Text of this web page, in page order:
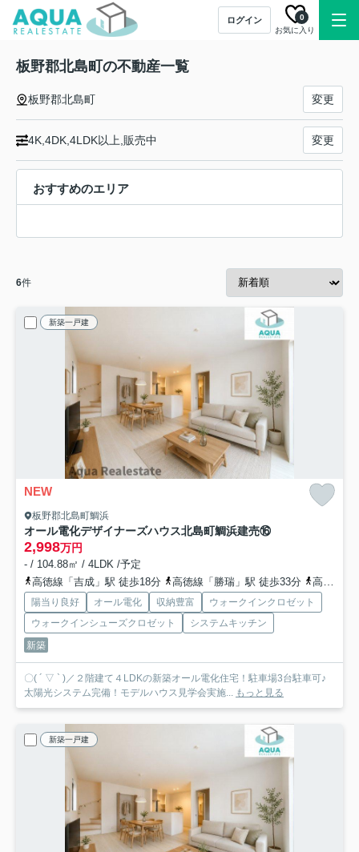
ログイン
お気に入り
0
板野郡北島町の不動産一覧
板野郡北島町 変更
4K,4DK,4LDK以上,販売中 変更
おすすめのエリア
6件
新築一戸建
NEW
板野郡北島町鯛浜
オール電化デザイナーズハウス北島町鯛浜建売⑯
2,998万円
- / 104.88㎡ / 4LDK /予定
高徳線「吉成」駅 徒歩18分
高徳線「勝瑞」駅 徒歩33分 高徳線「佐古」駅 徒歩69分
陽当り良好 オール電化 収納豊富
ウォークインクロゼット
ウォークインシューズクロゼット
システムキッチン
新築
〇( ´ ▽ ` )／２階建て４LDKの新築オール電化住宅！駐車場3台駐車可♪
太陽光システム完備！モデルハウス見学会実施... もっと見る
新築一戸建